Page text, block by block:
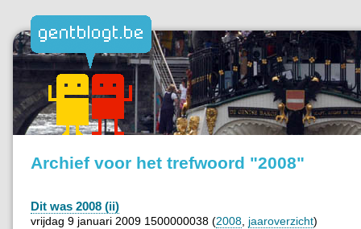
Archief voor het trefwoord "2008"
Dit was 2008 (ii)
vrijdag 9 januari 2009 1500000038 (2008 jaaroverzicht)